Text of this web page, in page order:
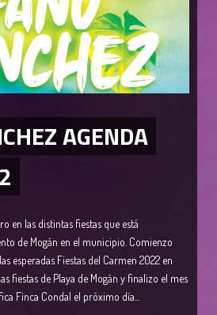
AGENDA
en las distintas fiestas que está
de Mogán en el municipio. Comienzo
esperadas Fiestas del Carmen 2022 en
fiestas de Playa de Mogán y finalizo el mes
Finca Condal el próximo día...